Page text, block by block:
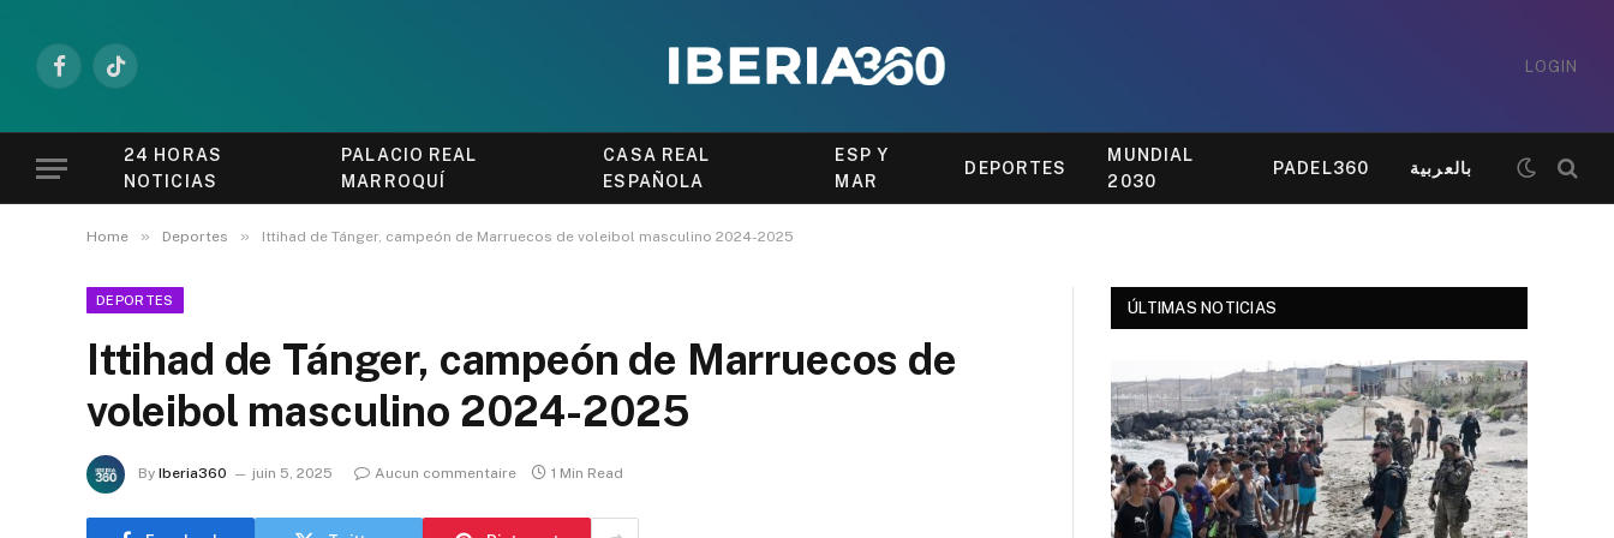
FacebookTikTok
LOGIN
24 HORAS
NOTICIAS
PALACIO REAL
MARROQUÍ
CASA REAL
ESPAÑOLA
ESP Y
MAR
DEPORTES
MUNDIAL
2030
PADEL360 بالعربية
Home » Deportes » Ittihad de Tánger, campeón de Marruecos de voleibol masculino 2024-2025
DEPORTES
Ittihad de Tánger, campeón de Marruecos de
voleibol masculino 2024-2025
By Iberia360 juin 5, 2025 Aucun commentaire 1 Min Read
ÚLTIMAS NOTICIAS